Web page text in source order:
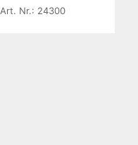
Art. Nr.: 24300